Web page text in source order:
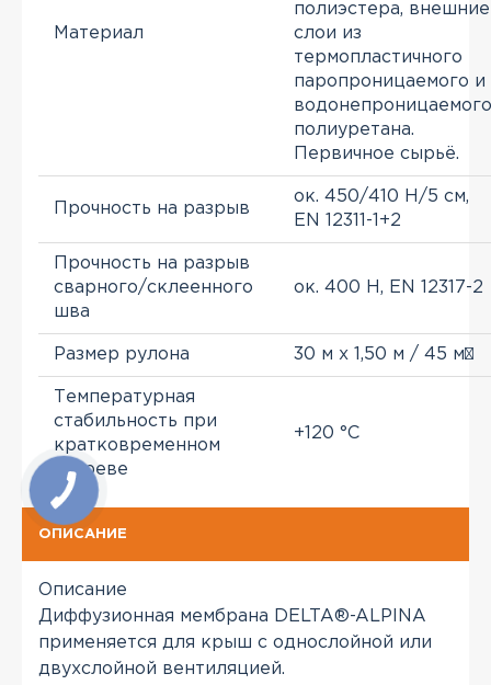
Материал
полиэстера, внешние
слои из
термопластичного
паропроницаемого и
водонепроницаемого
полиуретана.
Первичное сырьё.
Прочность на разрыв
ок. 450/410 Н/5 см,
EN 12311-1+2
Прочность на разрыв
сварного/склеенного
шва
ок. 400 Н, EN 12317-2
Размер рулона 30 м x 1,50 м / 45 м²
Температурная
стабильность при
кратковременном
нагреве
+120 °C
ОПИСАНИЕ
Описание
Диффузионная мембрана DELTA®-ALPINA
применяется для крыш с однослойной или
двухслойной вентиляцией.